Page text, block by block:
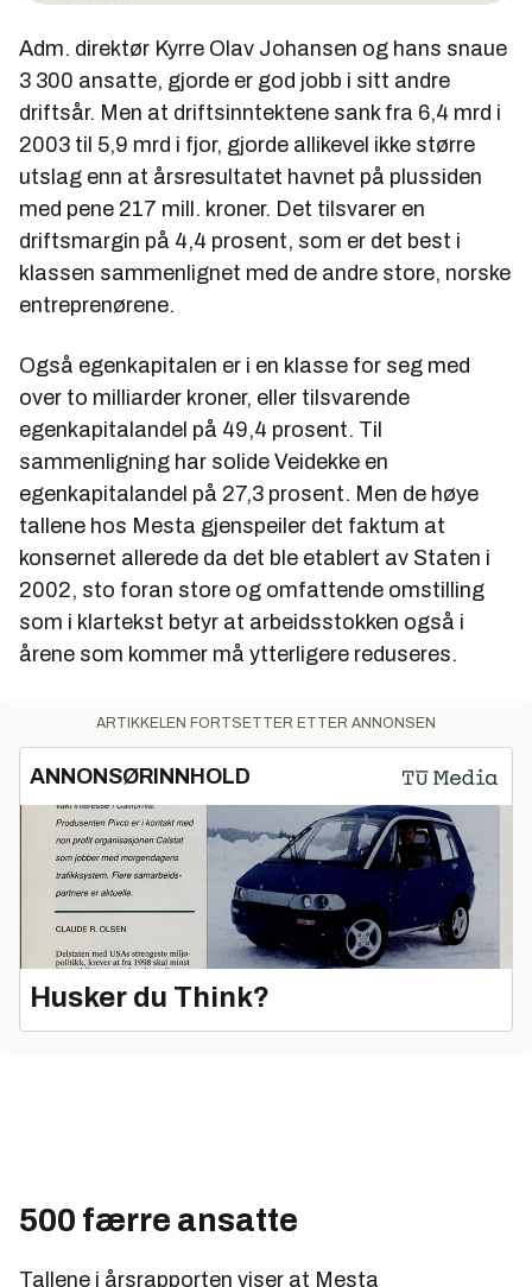
8 447 332 3,9 %
Mesta 5 899 262 4,4 %
AF Gruppen
ASA
3 744 2,6 %
NCC
Construction
3 340
Tallene er hentet fra Byggeindustrien
Adm. direktør Kyrre Olav Johansen og hans snaue
3 300 ansatte, gjorde er god jobb i sitt andre
driftsår. Men at driftsinntektene sank fra 6,4 mrd i
2003 til 5,9 mrd i fjor, gjorde allikevel ikke større
utslag enn at årsresultatet havnet på plussiden
med pene 217 mill. kroner. Det tilsvarer en
driftsmargin på 4,4 prosent, som er det best i
klassen sammenlignet med de andre store, norske
entreprenørene.
Også egenkapitalen er i en klasse for seg med
over to milliarder kroner, eller tilsvarende
egenkapitalandel på 49,4 prosent. Til
sammenligning har solide Veidekke en
egenkapitalandel på 27,3 prosent. Men de høye
tallene hos Mesta gjenspeiler det faktum at
konsernet allerede da det ble etablert av Staten i
2002, sto foran store og omfattende omstilling
som i klartekst betyr at arbeidsstokken også i
årene som kommer må ytterligere reduseres.
ARTIKKELEN FORTSETTER ETTER ANNONSEN
ANNONSØRINNHOLD
Husker du Think?
500 færre ansatte
Tallene i årsrapporten viser at Mesta